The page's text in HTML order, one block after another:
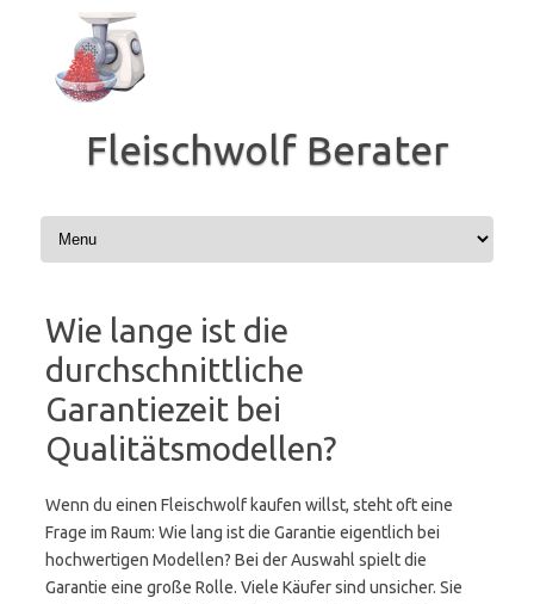
springen
Fleischwolf Berater
Wie lange ist die
durchschnittliche
Garantiezeit bei
Qualitätsmodellen?
Wenn du einen Fleischwolf kaufen willst, steht oft eine
Frage im Raum: Wie lang ist die Garantie eigentlich bei
hochwertigen Modellen? Bei der Auswahl spielt die
Garantie eine große Rolle. Viele Käufer sind unsicher. Sie